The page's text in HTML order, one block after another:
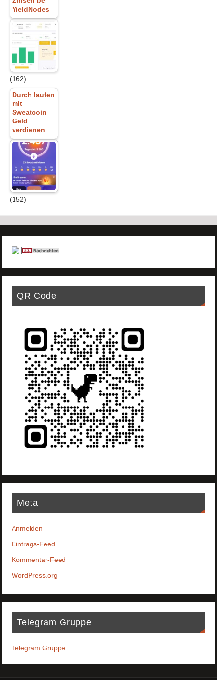
YieldNodes
(162)
Durch laufen
mit
Sweatcoin
Geld
verdienen
(152)
QR Code
Meta
Anmelden
Eintrags-Feed
Kommentar-Feed
WordPress.org
Telegram Gruppe
Telegram Gruppe